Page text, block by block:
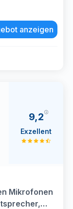
Für
anzeigen
Mikrofonen
9,2
Exzellent